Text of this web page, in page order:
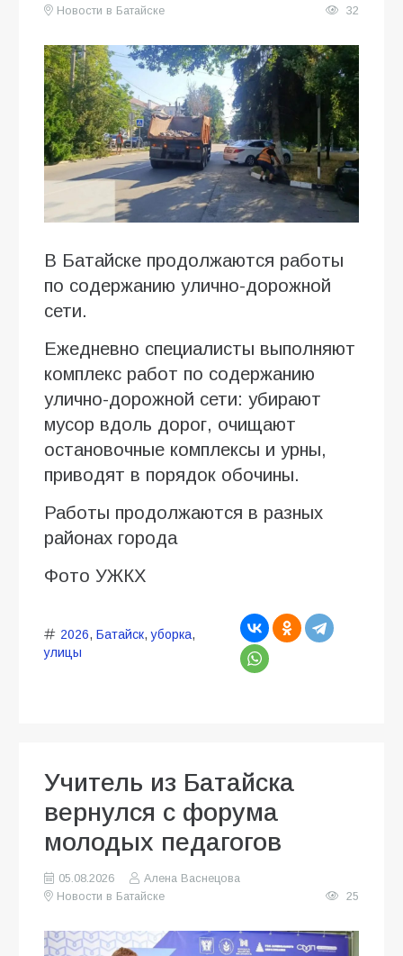
Новости в Батайске
32
В Батайске продолжаются работы
по содержанию улично-дорожной
сети.
Ежедневно специалисты выполняют
комплекс работ по содержанию
улично-дорожной сети: убирают
мусор вдоль дорог, очищают
остановочные комплексы и урны,
приводят в порядок обочины.
Работы продолжаются в разных
районах города
Фото УЖКХ
2026, Батайск,уборка,
улицы
Учитель из Батайска
вернулся с форума
молодых педагогов
05.08.2026
Алена Васнецова
Новости в Батайске
25